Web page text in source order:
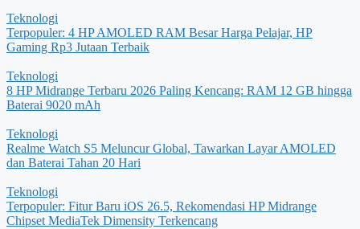
Teknologi
Terpopuler: 4 HP AMOLED RAM Besar Harga Pelajar, HP
Gaming Rp3 Jutaan Terbaik
Teknologi
8 HP Midrange Terbaru 2026 Paling Kencang: RAM 12 GB hingga
Baterai 9020 mAh
Teknologi
Realme Watch S5 Meluncur Global, Tawarkan Layar AMOLED
dan Baterai Tahan 20 Hari
Teknologi
Terpopuler: Fitur Baru iOS 26.5, Rekomendasi HP Midrange
Chipset MediaTek Dimensity Terkencang